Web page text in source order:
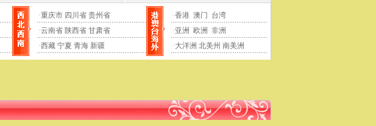
·重庆市 四川省 贵州省
·云南省 陕西省 甘肃省
·西藏 宁夏 青海 新疆
·香港 澳门
台湾
·亚洲 欧洲 非洲
·大洋洲 北美州 南美洲